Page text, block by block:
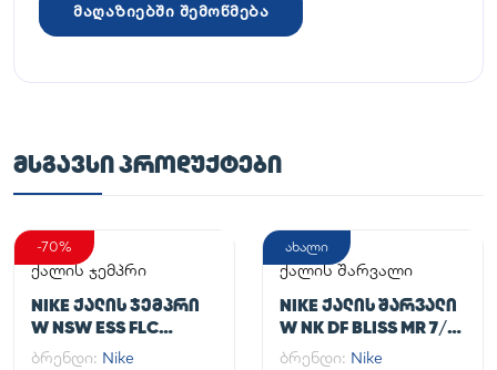
მაღაზიებში შემოწმება
ᲛᲡᲒᲐᲕᲡᲘ ᲞᲠᲝᲓᲣᲥᲢᲔᲑᲘ
-70%
ქალის ჯემპრი
NIKE ᲥᲐᲚᲘᲡ ᲯᲔᲛᲞᲠᲘ
W NSW ESS FLC
HOODIE CLCTN RE
ბრენდი: Nike
ახალი
ქალის შარვალი
NIKE ᲥᲐᲚᲘᲡ ᲨᲐᲠᲕᲐᲚᲘ
W NK DF BLISS MR 7/8
JOGGER
ბრენდი: Nike